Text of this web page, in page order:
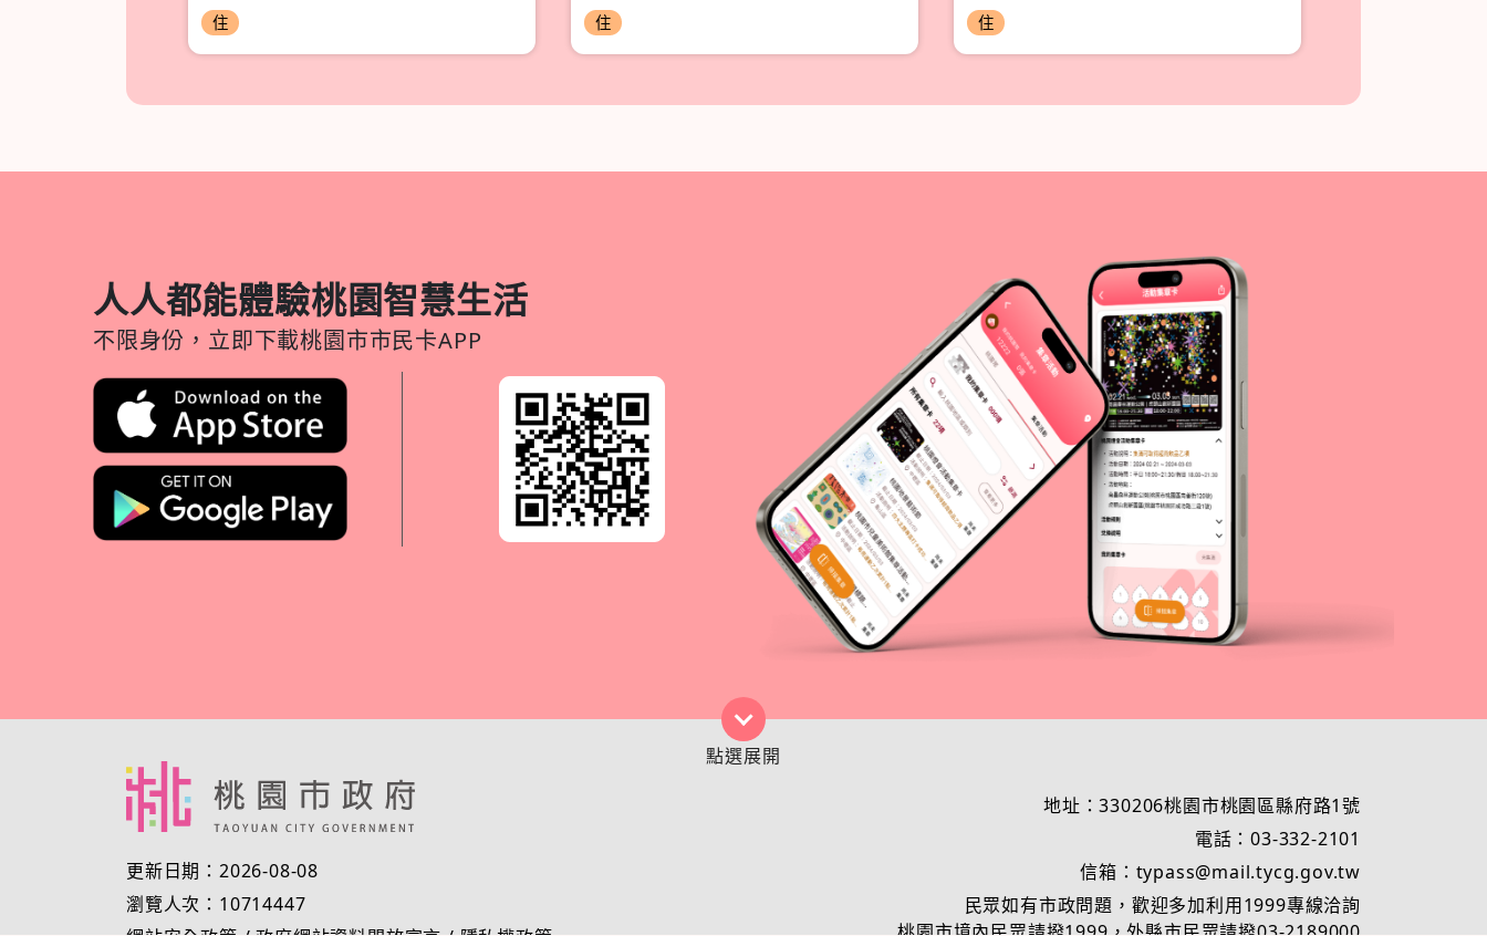
住 住 住
人人都能體驗桃園智慧生活
不限身份，立即下載桃園市市民卡APP
更新日期：2026-08-08
瀏覽人次：10714447
地址：330206桃園市桃園區縣府路1號
電話：03-332-2101
信箱：typass@mail.tycg.gov.tw
民眾如有市政問題，歡迎多加利用1999專線洽詢